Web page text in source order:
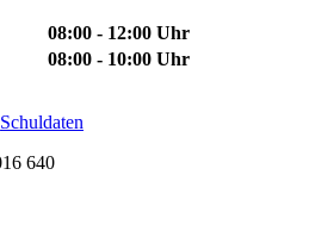
08:00 - 12:00 Uhr
08:00 - 10:00 Uhr
Schuldaten